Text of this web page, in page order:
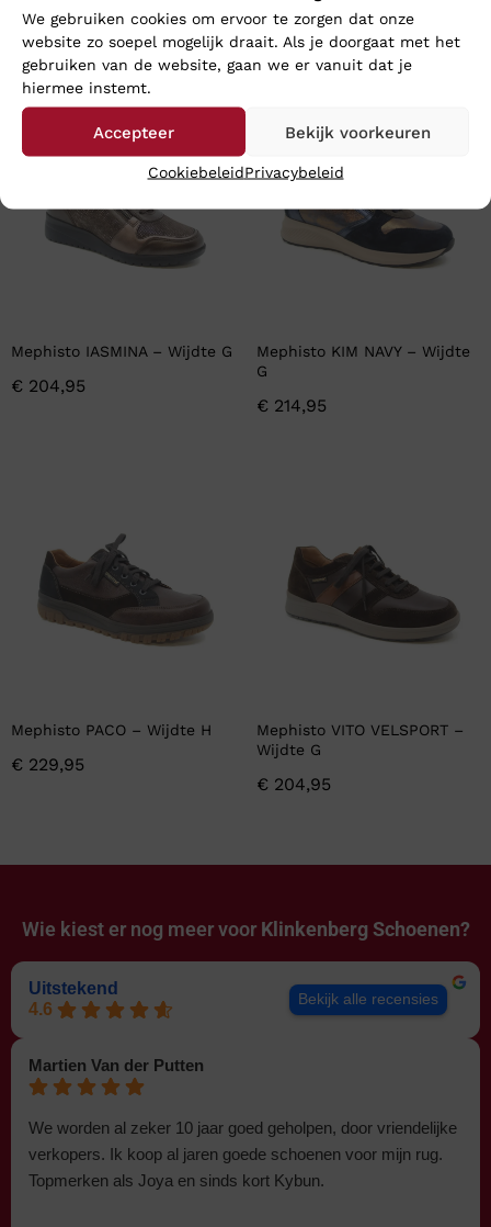
We gebruiken cookies om ervoor te zorgen dat onze
website zo soepel mogelijk draait. Als je doorgaat met het
gebruiken van de website, gaan we er vanuit dat je
hiermee instemt.
Accepteer Bekijk voorkeuren
CookiebeleidPrivacybeleid
En wat vind u van deze?
Mephisto IASMINA – Wijdte G
€ 204,95
Mephisto KIM NAVY – Wijdte
G
€ 214,95
Mephisto PACO – Wijdte H
€ 229,95
Mephisto VITO VELSPORT –
Wijdte G
€ 204,95
Wie kiest er nog meer voor Klinkenberg Schoenen?
Uitstekend
4.6
Bekijk alle recensies
Martien Van der Putten
We worden al zeker 10 jaar goed geholpen, door vriendelijke
verkopers. Ik koop al jaren goede schoenen voor mijn rug.
Topmerken als Joya en sinds kort Kybun.